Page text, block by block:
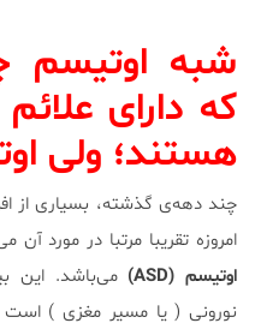
شبه اوتیسم
که دارای
هستند؛ ولی
چند دهه‌ی گذشته، بسیاری از
امروزه تقریبا مرتبا در مورد
اوتیسم (ASD)
می‌باشد. این
نورونی ( یا مسیر مغزی ) است